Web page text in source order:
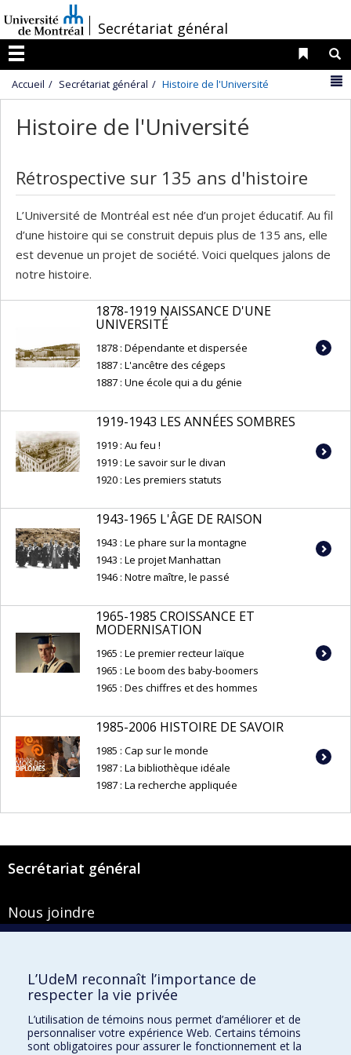
au
contenu
/
Secrétariat général
Menu
Liens
Accueil Secrétariat général Histoire de l'Université
Histoire de l'Université
Rétrospective sur 135 ans d'histoire
L’Université de Montréal est née d’un projet éducatif. Au fil
d’une histoire qui se construit depuis plus de 135 ans, elle
est devenue un projet de société. Voici quelques jalons de
notre histoire.
1878-1919 NAISSANCE D'UNE
UNIVERSITÉ
1878 : Dépendante et dispersée
1887 : L'ancêtre des cégeps
1887 : Une école qui a du génie
1919-1943 LES ANNÉES SOMBRES
1919 : Au feu !
1919 : Le savoir sur le divan
1920 : Les premiers statuts
1943-1965 L'ÂGE DE RAISON
1943 : Le phare sur la montagne
1943 : Le projet Manhattan
1946 : Notre maître, le passé
1965-1985 CROISSANCE ET
MODERNISATION
1965 : Le premier recteur laïque
1965 : Le boom des baby-boomers
1965 : Des chiffres et des hommes
1985-2006 HISTOIRE DE SAVOIR
1985 : Cap sur le monde
1987 : La bibliothèque idéale
1987 : La recherche appliquée
Secrétariat général
Nous joindre
Montréal (Québec) H3T 1J4
Courriel :secretariat-general@umontreal.ca
Admission
L’UdeM reconnaît l’importance de
respecter la vie privée
L’utilisation de témoins nous permet d’améliorer et de
personnaliser votre expérience Web. Certains témoins
sont obligatoires pour assurer le fonctionnement et la